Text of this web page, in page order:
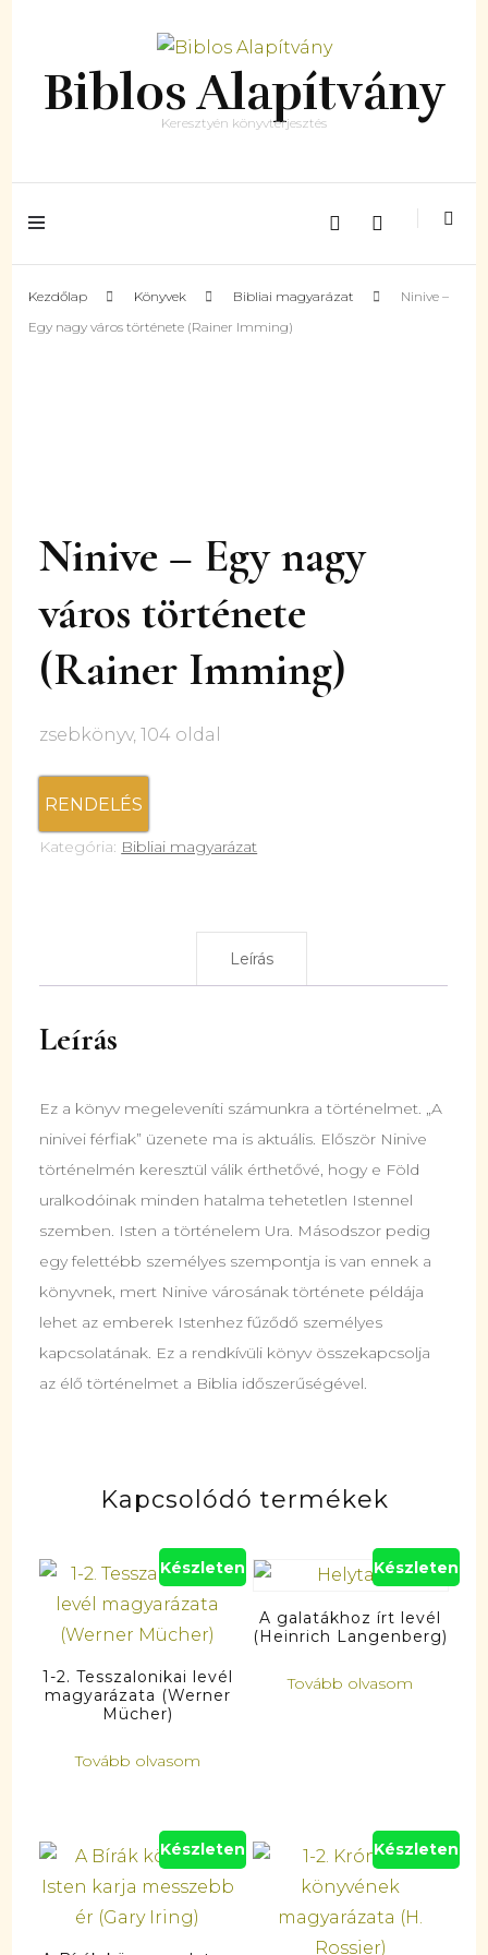
Biblos Alapítvány
Keresztyén könyvterjesztés
Kezdőlap Könyvek Bibliai magyarázat
Ninive –
Egy nagy város története (Rainer Imming)
Ninive – Egy nagy
város története
(Rainer Imming)
zsebkönyv, 104 oldal
RENDELÉS
Kategória: Bibliai magyarázat
Leírás
Leírás
Ez a könyv megeleveníti számunkra a történelmet. „A
ninivei férfiak” üzenete ma is aktuális. Először Ninive
történelmén keresztül válik érthetővé, hogy e Föld
uralkodóinak minden hatalma tehetetlen Istennel
szemben. Isten a történelem Ura. Másodszor pedig
egy felettébb személyes szempontja is van ennek a
könyvnek, mert Ninive városának története példája
lehet az emberek Istenhez fűződő személyes
kapcsolatának. Ez a rendkívüli könyv összekapcsolja
az élő történelmet a Biblia időszerűségével.
Kapcsolódó termékek
Készleten
1-2. Tesszalonikai levél
magyarázata (Werner
Mücher)
Tovább olvasom
Készleten
A galatákhoz írt levél
(Heinrich Langenberg)
Tovább olvasom
Készleten Készleten